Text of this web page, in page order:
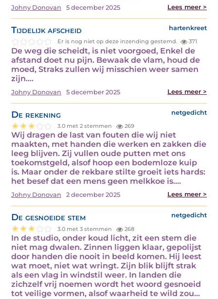
Johny Donovan 5 december 2025 Lees meer >
Tijdelijk afscheid hartenkreet
Er is nog niet op deze inzending gestemd. 371
De weg die scheidt, is niet voorgoed, Enkel de
afstand doet nu pijn. Bewaak de vlam, houd de
moed, Straks zullen wij misschien weer samen
zijn.…
Johny Donovan 5 december 2025 Lees meer >
De rekening netgedicht
3.0 met 2 stemmen 269
Wij dragen de last van fouten die wij niet
maakten, met handen die werken en zakken die
leeg blijven. Zij vullen oude putten met ons
toekomstgeld, alsof hoop een bodemloze kuip
is. Maar onder de rekbare stilte groeit iets hards:
het besef dat een mens geen melkkoe is.…
Johny Donovan 2 december 2025 Lees meer >
De gesnoeide stem netgedicht
3.0 met 3 stemmen 268
In de studio, onder koud licht, zit een stem die
niet mag dwalen. Zinnen liggen klaar, gepolijst
door handen die nooit in beeld komen. Hij leest
wat moet, niet wat wringt. Zijn blik blijft strak
als een vlag in windstil weer. In landen die
zichzelf vrij noemen wordt het woord gesnoeid
tot veilige vormen, alsof waarheid te wild zou…